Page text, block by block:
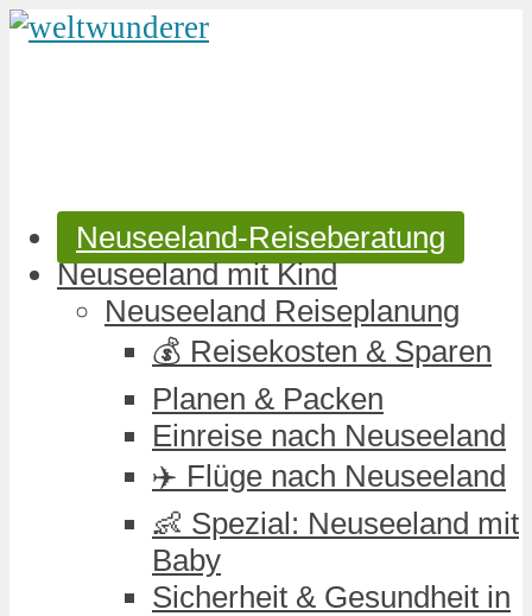
Neuseeland-Reiseberatung
Neuseeland mit Kind
Neuseeland Reiseplanung
💰 Reisekosten & Sparen
Planen & Packen
Einreise nach Neuseeland
✈️ Flüge nach Neuseeland
👶 Spezial: Neuseeland mit
Baby
Sicherheit & Gesundheit in